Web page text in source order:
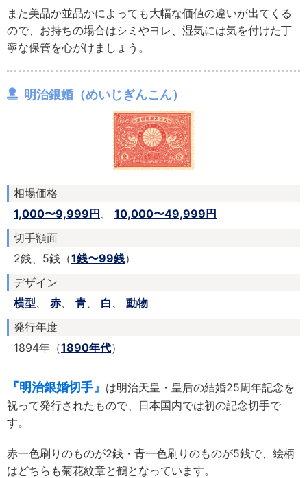
また美品か並品かによっても大幅な価値の違いが出てくる
ので、お持ちの場合はシミやヨレ、湿気には気を付けた丁
寧な保管を心がけましょう。
明治銀婚（めいじぎんこん）
相場価格
1,000〜9,999円 、 10,000〜49,999円
切手額面
2銭、5銭（1銭〜99銭）
デザイン
横型、 赤、 青、 白 、 動物
発行年度
1894年（1890年代）
『明治銀婚切手』 は明治天皇・皇后の結婚25周年記念を
祝って発行されたもので、日本国内では初の記念切手で
す。
赤一色刷りのものが2銭・青一色刷りのものが5銭で、絵柄
はどちらも菊花紋章と鶴となっています。